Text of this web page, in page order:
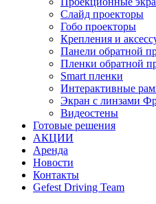
Слайд проекторы
Гобо проекторы
Крепления и
Панели обратной
Пленки обратной
Smart пленки
Интерактивные
Экран с линзами
Видеостены
Готовые решения
АКЦИИ
Аренда
Новости
Контакты
Gefest Driving Team